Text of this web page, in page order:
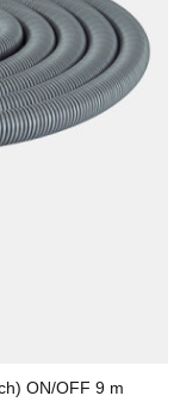
ON/OFF 9 m